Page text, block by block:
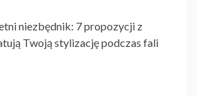
niezbędnik: 7 propozycji z
Twoją stylizację podczas fali